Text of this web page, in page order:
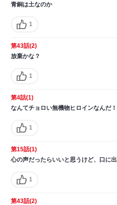
青銅は土なのか
1
第43話(2)
放棄かな？
1
第4話(1)
なんてチョロい無機物ヒロインなんだ！
1
第15話(1)
心の声だったらいいと思うけど、口に
1
第43話(2)